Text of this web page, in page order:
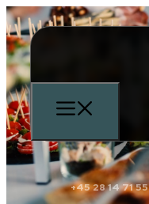
+45 28 14 71 55